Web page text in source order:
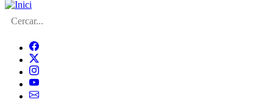
Cerca